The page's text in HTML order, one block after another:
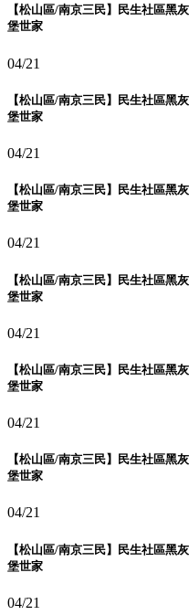
【松山區/南京三民】民生社區黑
堡世家
04/21
【松山區/南京三民】民生社區黑
堡世家
04/21
【松山區/南京三民】民生社區黑
堡世家
04/21
【松山區/南京三民】民生社區黑
堡世家
04/21
【松山區/南京三民】民生社區黑
堡世家
04/21
【松山區/南京三民】民生社區黑
堡世家
04/21
【松山區/南京三民】民生社區黑
堡世家
04/21